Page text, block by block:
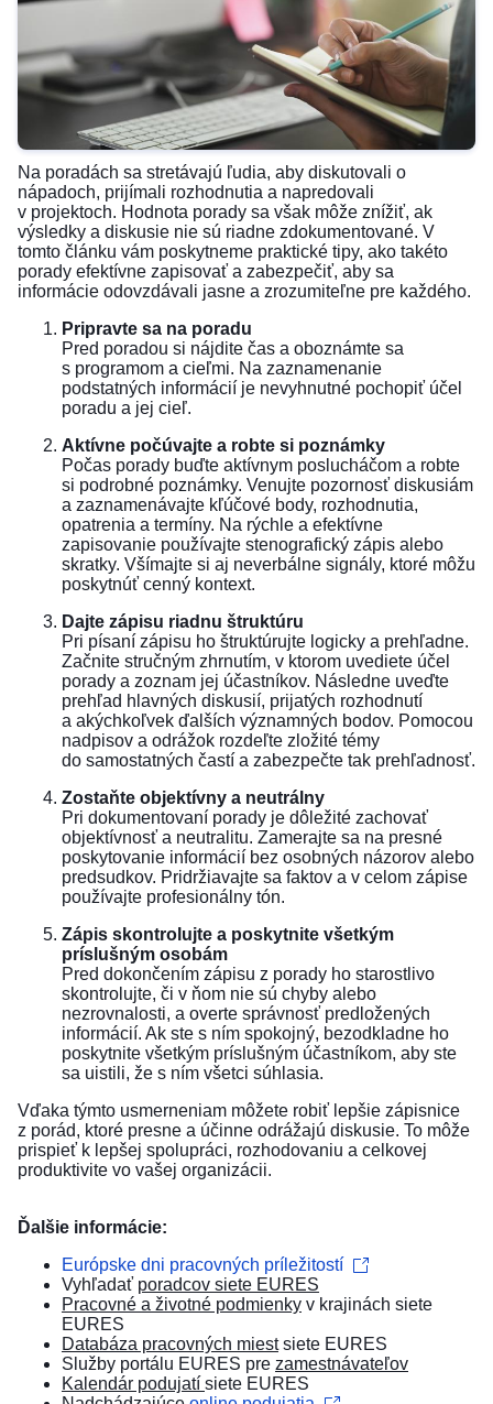
Na poradách sa stretávajú ľudia, aby diskutovali o
nápadoch, prijímali rozhodnutia a napredovali
v projektoch. Hodnota porady sa však môže znížiť, ak
výsledky a diskusie nie sú riadne zdokumentované. V
tomto článku vám poskytneme praktické tipy, ako takéto
porady efektívne zapisovať a zabezpečiť, aby sa
informácie odovzdávali jasne a zrozumiteľne pre každého.
Pripravte sa na poradu
Pred poradou si nájdite čas a oboznámte sa
s programom a cieľmi. Na zaznamenanie
podstatných informácií je nevyhnutné pochopiť účel
poradu a jej cieľ.
Aktívne počúvajte a robte si poznámky
Počas porady buďte aktívnym poslucháčom a robte
si podrobné poznámky. Venujte pozornosť diskusiám
a zaznamenávajte kľúčové body, rozhodnutia,
opatrenia a termíny. Na rýchle a efektívne
zapisovanie používajte stenografický zápis alebo
skratky. Všímajte si aj neverbálne signály, ktoré môžu
poskytnúť cenný kontext.
Dajte zápisu riadnu štruktúru
Pri písaní zápisu ho štruktúrujte logicky a prehľadne.
Začnite stručným zhrnutím, v ktorom uvediete účel
porady a zoznam jej účastníkov. Následne uveďte
prehľad hlavných diskusií, prijatých rozhodnutí
a akýchkoľvek ďalších významných bodov. Pomocou
nadpisov a odrážok rozdeľte zložité témy
do samostatných častí a zabezpečte tak prehľadnosť.
Zostaňte objektívny a neutrálny
Pri dokumentovaní porady je dôležité zachovať
objektívnosť a neutralitu. Zamerajte sa na presné
poskytovanie informácií bez osobných názorov alebo
predsudkov. Pridržiavajte sa faktov a v celom zápise
používajte profesionálny tón.
Zápis skontrolujte a poskytnite všetkým
príslušným osobám
Pred dokončením zápisu z porady ho starostlivo
skontrolujte, či v ňom nie sú chyby alebo
nezrovnalosti, a overte správnosť predložených
informácií. Ak ste s ním spokojný, bezodkladne ho
poskytnite všetkým príslušným účastníkom, aby ste
sa uistili, že s ním všetci súhlasia.
Vďaka týmto usmerneniam môžete robiť lepšie zápisnice
z porád, ktoré presne a účinne odrážajú diskusie. To môže
prispieť k lepšej spolupráci, rozhodovaniu a celkovej
produktivite vo vašej organizácii.
Ďalšie informácie:
Európske dni pracovných príležitostí
Vyhľadať poradcov siete EURES
Pracovné a životné podmienky v krajinách siete
EURES
Databáza pracovných miestsiete EURES
Služby portálu EURES pre zamestnávateľov
Kalendár podujatí siete EURES